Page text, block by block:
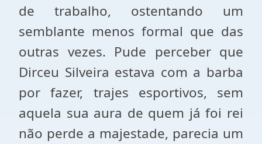
de trabalho, ostentando um
semblante menos formal que das
outras vezes. Pude perceber que
Dirceu Silveira estava com a barba
por fazer, trajes esportivos, sem
aquela sua aura de quem já foi rei
não perde a majestade, parecia um